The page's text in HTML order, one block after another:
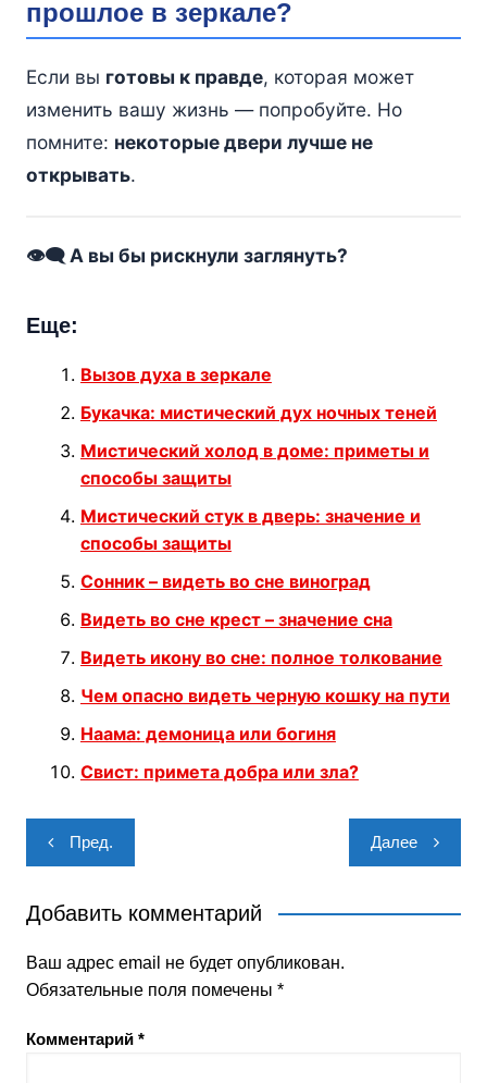
прошлое в зеркале?
Если вы готовы к правде, которая может
изменить вашу жизнь — попробуйте. Но
помните: некоторые двери лучше не
открывать.
👁️‍🗨️ А вы бы рискнули заглянуть?
Еще:
Вызов духа в зеркале
Букачка: мистический дух ночных теней
Мистический холод в доме: приметы и
способы защиты
Мистический стук в дверь: значение и
способы защиты
Сонник – видеть во сне виноград
Видеть во сне крест – значение сна
Видеть икону во сне: полное толкование
Чем опасно видеть черную кошку на пути
Наама: демоница или богиня
Свист: примета добра или зла?
Навигация
по
записям
Пред. Далее
Добавить комментарий
Ваш адрес email не будет опубликован.
Обязательные поля помечены *
Комментарий *